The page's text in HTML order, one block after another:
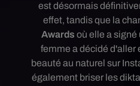
est désormais
effet, tandis que la
Awards où elle a signé
femmea décidé d'aller
beauté au naturel sur
également briser les